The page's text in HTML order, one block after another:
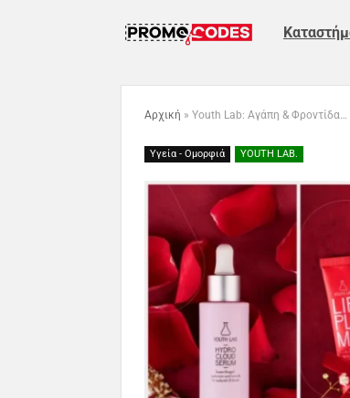
Αρχική » Youth Lab: Αγάπη & Φροντίδα…
Υγεία - Ομορφιά YOUTH LAB.